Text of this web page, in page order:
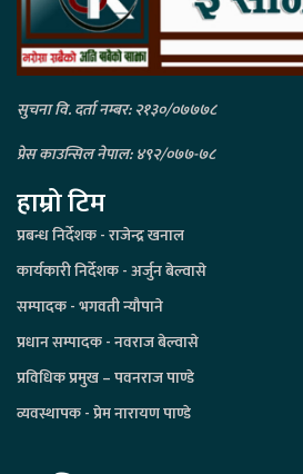
सुचना वि. दर्ता नम्बर: २१३०/०७७७८
प्रेस काउन्सिल नेपाल: ४९२/०७७-७८
हाम्रो टिम
प्रबन्ध निर्देशक - राजेन्द्र खनाल
कार्यकारी निर्देशक - अर्जुन बेल्वासे
सम्पादक - भगवती न्यौपाने
प्रधान सम्पादक - नवराज बेल्वासे
प्रविधिक प्रमुख – पवनराज पाण्डे
व्यवस्थापक - प्रेम नारायण पाण्डे